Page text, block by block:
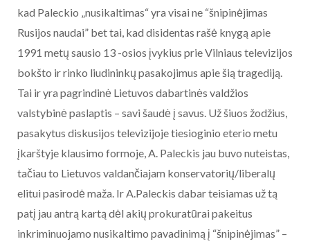
kad Paleckio „nusikaltimas“ yra visai ne “šnipinėjimas
Rusijos naudai” bet tai, kad disidentas rašė knygą apie
1991 metų sausio 13 -osios įvykius prie Vilniaus televizijos
bokšto ir rinko liudininkų pasakojimus apie šią tragediją.
Tai ir yra pagrindinė Lietuvos dabartinės valdžios
valstybinė paslaptis – savi šaudė į savus. Už šiuos žodžius,
pasakytus diskusijos televizijoje tiesioginio eterio metu
įkarštyje klausimo formoje, A. Paleckis jau buvo nuteistas,
tačiau to Lietuvos valdančiajam konservatorių/liberalų
elitui pasirodė maža. Ir A.Paleckis dabar teisiamas už tą
patį jau antrą kartą dėl akių prokuratūrai pakeitus
inkriminuojamo nusikaltimo pavadinimą į “šnipinėjimas” –